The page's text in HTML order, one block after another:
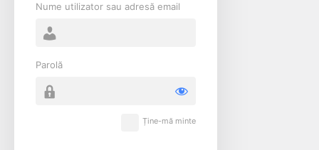
Nume utilizator sau adresă email
Parolă
Ține-mă minte